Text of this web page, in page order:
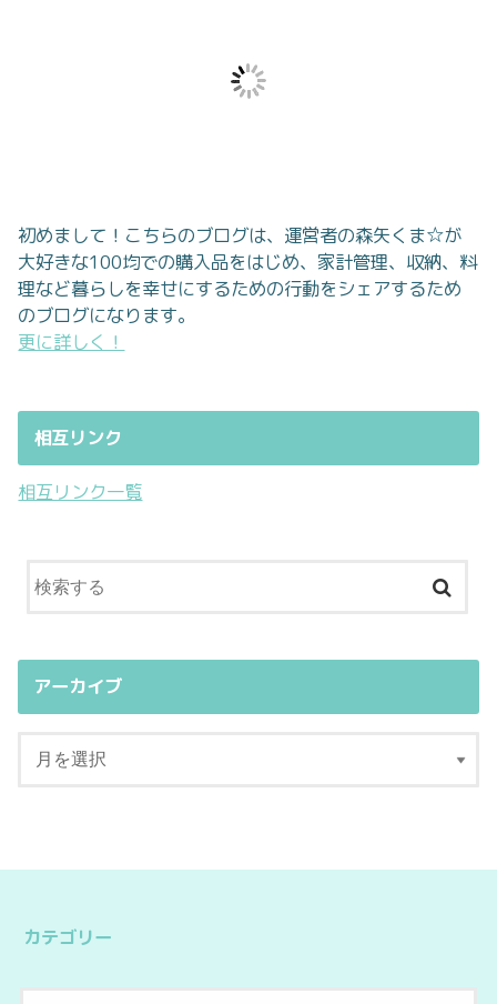
初めまして！こちらのブログは、運営者の森矢くま☆が
大好きな100均での購入品をはじめ、家計管理、収納、料
理など暮らしを幸せにするための行動をシェアするため
のブログになります。
更に詳しく！
相互リンク
相互リンク一覧
アーカイブ
カテゴリー